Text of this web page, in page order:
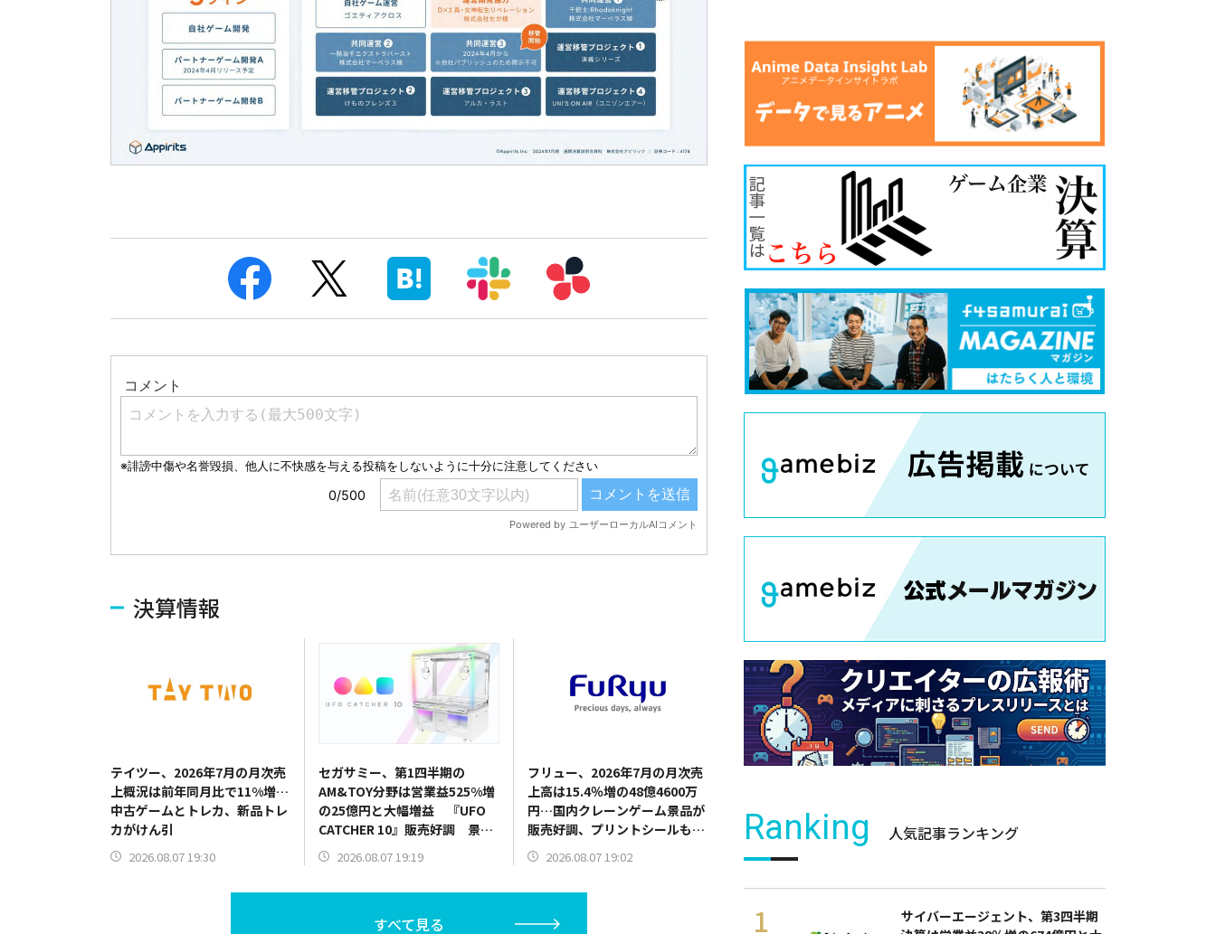
決算情報
テイツー、2026年7月の月次売
上概況は前年同月比で11%増…
中古ゲームとトレカ、新品トレ
カがけん引
2026.08.07 19:30
セガサミー、第1四半期の
AM&TOY分野は営業益525%増
の25億円と大幅増益 『UFO
CATCHER 10』販売好調 景品
だけでなく機器需要も旺盛
2026.08.07 19:19
フリュー、2026年7月の月次売
上高は15.4％増の48億4600万
円…国内クレーンゲーム景品が
販売好調、プリントシールも新
機種発売で伸長
2026.08.07 19:02
すべて見る
Ranking 人気記事ランキング
サイバーエージェント、第3四半期